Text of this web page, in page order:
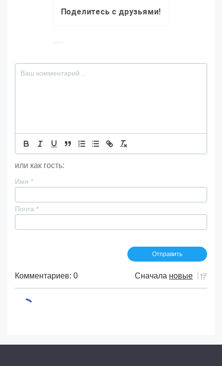
Поделитесь с друзьями!
или как гость:
Имя *
Почта *
Комментариев: 0 Сначала новые